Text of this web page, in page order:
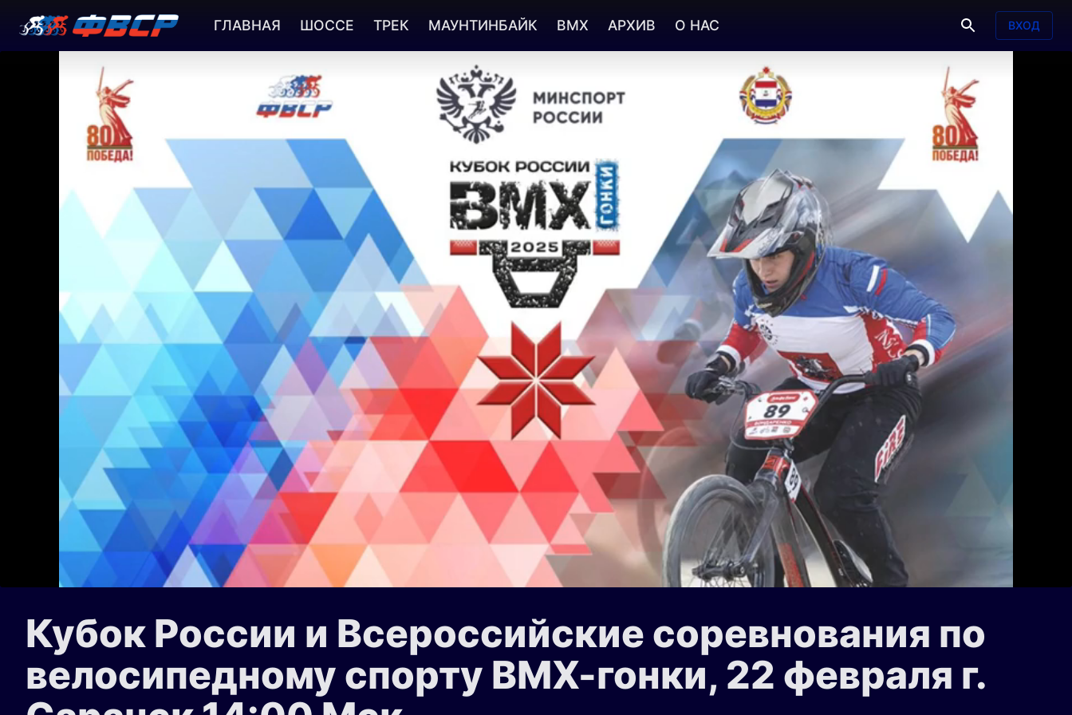
Кубок России и Всероссийские соревнования по
велосипедному спорту ВМХ-гонки, 22 февраля г.
ГЛАВНАЯ ШОССЕ ТРЕК МАУНТИНБАЙК BMX АРХИВ О НАС ВХОД